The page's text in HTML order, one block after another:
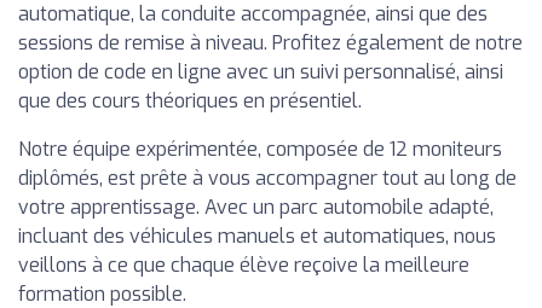
automatique, la conduite accompagnée, ainsi que des
sessions de remise à niveau. Profitez également de notre
option de code en ligne avec un suivi personnalisé, ainsi
que des cours théoriques en présentiel.
Notre équipe expérimentée, composée de 12 moniteurs
diplômés, est prête à vous accompagner tout au long de
votre apprentissage. Avec un parc automobile adapté,
incluant des véhicules manuels et automatiques, nous
veillons à ce que chaque élève reçoive la meilleure
formation possible.